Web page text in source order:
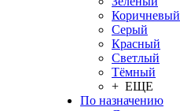
Коричневый
Серый
Красный
Светлый
Тёмный
+ ЕЩЕ
По назначению